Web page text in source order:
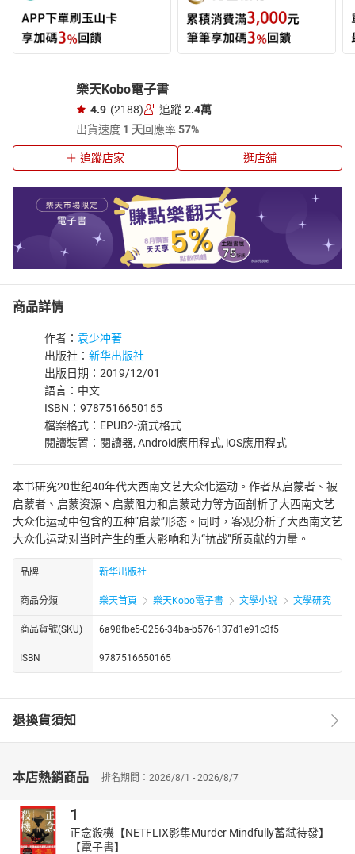
樂天Kobo電子書
4.9 (2188) 追蹤 2.4萬
出貨速度 1 天回應率57%
追蹤店家 逛店舖
商品詳情
作者： 袁少冲著
出版社： 新华出版社
出版日期：2019/12/01
語言：中文
ISBN：9787516650165
檔案格式：EPUB2-流式格式
閱讀裝置：閱讀器, Android應用程式, iOS應用程式
本书研究20世纪40年代大西南文艺大众化运动。作者从启蒙者、被
启蒙者、启蒙资源、启蒙阻力和启蒙动力等方面剖析了大西南文艺
大众化运动中包含的五种“启蒙”形态。同时，客观分析了大西南文艺
大众化运动对当时产生的重大影响和为“抗战”所贡献的力量。
品牌 新华出版社
商品分類 樂天首頁 樂天Kobo電子書 文學小說 文學研究
商品貨號(SKU) 6a98fbe5-0256-34ba-b576-137d1e91c3f5
ISBN 9787516650165
退換貨須知
本店熱銷商品 排名期間：2026/8/1 - 2026/8/7
1
正念殺機【NETFLIX影集Murder Mindfully蓄弒待發】
【電子書】